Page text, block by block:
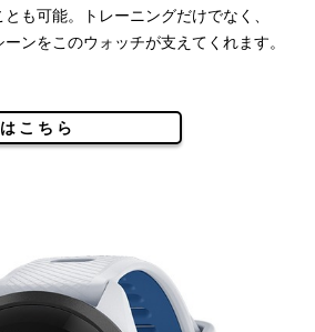
も可能。トレーニングだけでなく、
ンをこのウォッチが支えてくれます。
こちら